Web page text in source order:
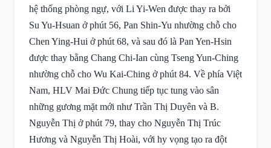
hệ thống phòng ngự, với Li Yi-Wen được thay ra bởi
Su Yu-Hsuan ở phút 56, Pan Shin-Yu nhường chỗ cho
Chen Ying-Hui ở phút 68, và sau đó là Pan Yen-Hsin
được thay bằng Chang Chi-Ian cùng Tseng Yun-Ching
nhường chỗ cho Wu Kai-Ching ở phút 84. Về phía Việt
Nam, HLV Mai Đức Chung tiếp tục tung vào sân
những gương mặt mới như Trần Thị Duyên và B.
Nguyễn Thị ở phút 79, thay cho Nguyễn Thị Trúc
Hương và Nguyễn Thị Hoài, với hy vọng tạo ra đột